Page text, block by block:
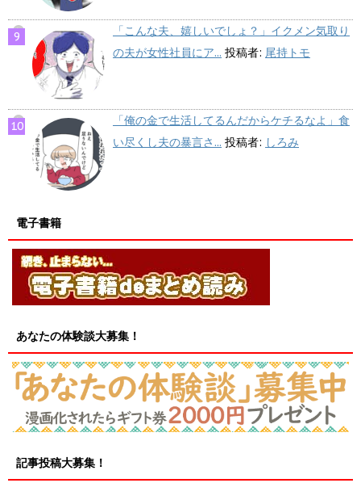
「こんな夫、嬉しいでしょ？」イクメン気取り
の夫が女性社員にア... 投稿者: 尾持トモ
「俺の金で生活してるんだからケチるなよ」食
い尽くし夫の暴言さ... 投稿者: しろみ
電子書籍
あなたの体験談大募集！
記事投稿大募集！